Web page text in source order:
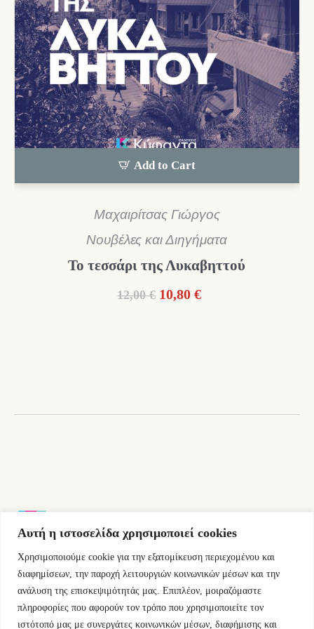
Αυτή η ιστοσελίδα χρησιμοποιεί cookies
Χρησιμοποιούμε cookie για την εξατομίκευση περιεχομένου και
διαφημίσεων, την παροχή λειτουργιών κοινωνικών μέσων και την
ανάλυση της επισκεψιμότητάς μας. Επιπλέον, μοιραζόμαστε
πληροφορίες που αφορούν τον τρόπο που χρησιμοποιείτε τον
ιστότοπό μας με συνεργάτες κοινωνικών μέσων, διαφήμισης και
Add to Cart
Μαχαιρίτσας Γιώργος
Νουβέλες και Διηγήματα
Το τεσσάρι της Λυκαβηττού
12,00 € Original
10,80 €Η
Εμμ.Μπενάκη 76 10681 Αθήνα Ελλάδα.
+30.2110084023